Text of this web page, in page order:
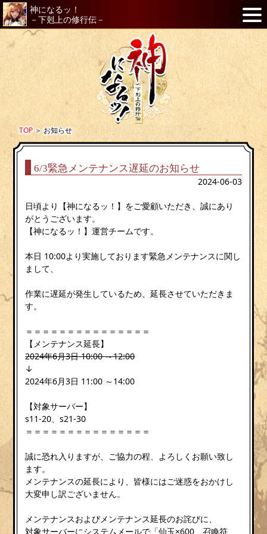
神になるッ！
－下剋上の修行伝－
TOP＞お知らせ
6/3緊急メンテナンス遅延のお知らせ
2024-06-03
日頃より【神になるッ！】をご愛顧いただき、誠にあり
がとうございます。
【神になるッ！】運営チームです。
本日 10:00より実施しております緊急メンテナンスに関し
まして、
作業に遅延が発生しているため、延長させていただきま
す。
＝＝＝＝＝＝＝＝＝＝＝＝＝＝＝
【メンテナンス延長】
2024年6月3日 10:00 ～12:00
↓
2024年6月3日 11:00 ～14:00
【対象サーバー】
s11-20、s21-30
＝＝＝＝＝＝＝＝＝＝＝＝＝＝＝
誠に恐れ入りますが、ご協力の程、よろしくお願い致し
ます。
メンテナンスの延長により、皆様にはご迷惑をおかけし
大変申し訳ございません。
メンテナンスおよびメンテナンス延長のお詫びに、
対象サーバーにシステムメールで「仙玉×600、召喚符